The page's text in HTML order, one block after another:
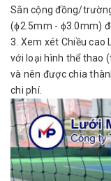
Sân cộng đồng/
(ϕ2.5mm - ϕ3.0mm)
3. Xem xét Chiều cao
với loại hình thể thao
và nên được chia
chi phí.